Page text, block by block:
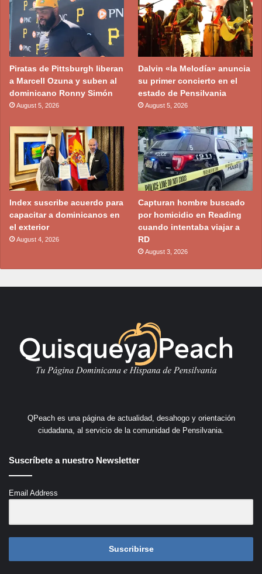
Piratas de Pittsburgh liberan
a Marcell Ozuna y suben al
dominicano Ronny Simón
August 5, 2026
Dalvin «la Melodía» anuncia
su primer concierto en el
estado de Pensilvania
August 5, 2026
Index suscribe acuerdo para
capacitar a dominicanos en
el exterior
August 4, 2026
Capturan hombre buscado
por homicidio en Reading
cuando intentaba viajar a
RD
August 3, 2026
QPeach es una página de actualidad, desahogo y orientación
ciudadana, al servicio de la comunidad de Pensilvania.
Suscríbete a nuestro Newsletter
Email Address
Suscribirse